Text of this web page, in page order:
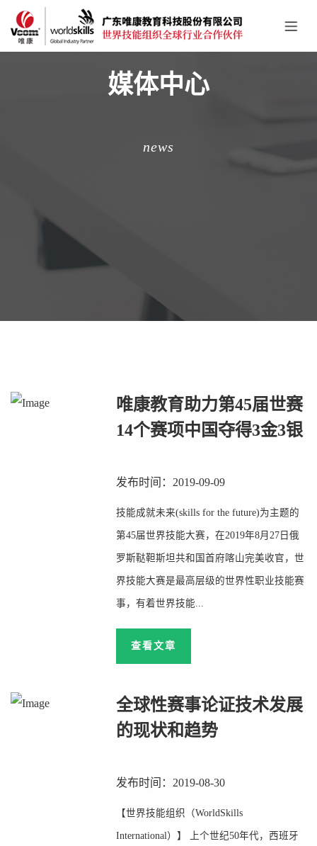
媒体中心
news
唯康教育助力第45届世赛
14个赛项中国夺得3金3银
发布时间：2019-09-09
技能成就未来(skills for the future)为主题的
第45届世界技能大赛，在2019年8月27日俄
罗斯鞑靼斯坦共和国首府喀山完美收官，世
界技能大赛是最高层级的世界性职业技能赛
事，有着世界技能...
查看文章
全球性赛事论证技术发展
的现状和趋势
发布时间：2019-08-30
【世界技能组织（WorldSkills
International）】 上个世纪50年代，西班牙